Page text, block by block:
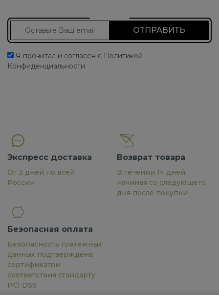
Я прочитал и согласен с Политикой
Конфиденциальности
Экспресс доставка
От 3 дней по всей
России
Возврат товара
В течении 14 дней,
начиная со следующего
дня после покупки
Безопасная оплата
Безопасность платёжных
данных подтверждена
сертификатом
соответствия стандарту
PCI DSS